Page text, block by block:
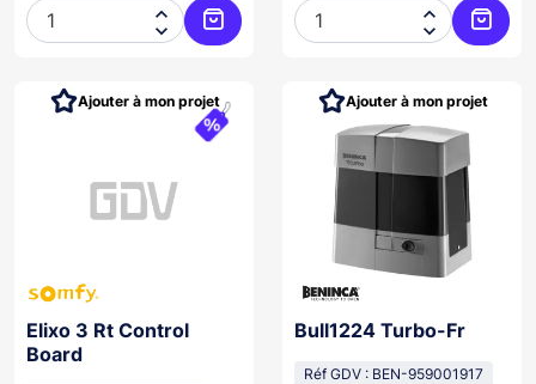


Ajouter au panier


Elixo 3 Rt Control
Board
Ajouter à mon projet
Bull1224 Turbo-Fr
Réf GDV : BEN-959001917
Ajouter à mon projet